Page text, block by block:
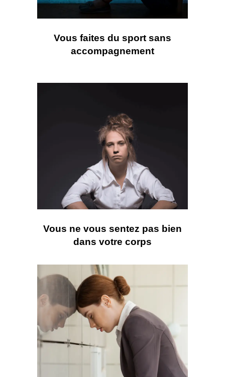
Vous faites du sport sans
accompagnement
Vous ne vous sentez pas bien
dans votre corps